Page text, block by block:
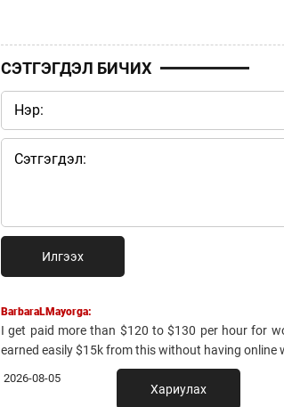
СЭТГЭГДЭЛ БИЧИХ
Илгээх
BarbaraLMayorga:
I get paid more than $120 to $130 per hour for
earned easily $15k from this without having
2026-08-05
Хариулах